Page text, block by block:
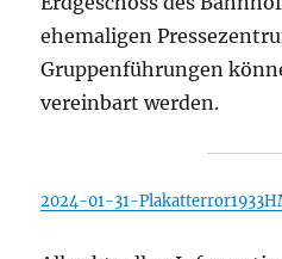
ehemaligen
Gruppenführungen
vereinbart werden.
2024-01-31-